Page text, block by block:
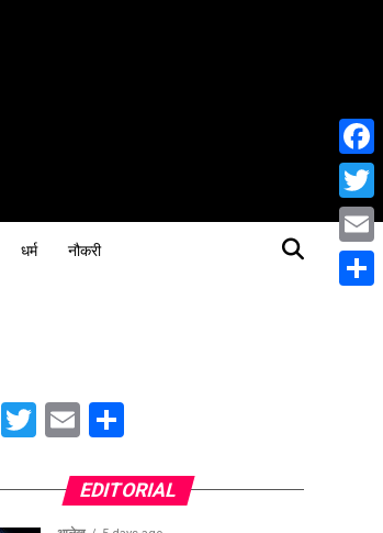
धर्म नौकरी
Facebook
Twitter
Email
EDITORIAL
Email